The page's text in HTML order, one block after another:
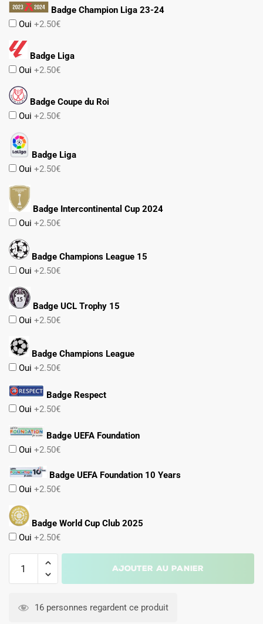
Badge Champion Liga 23-24
Oui +2.50€
Badge Liga
Oui +2.50€
Badge Coupe du Roi
Oui +2.50€
Badge Liga
Oui +2.50€
Badge Intercontinental Cup 2024
Oui +2.50€
Badge Champions League 15
Oui +2.50€
Badge UCL Trophy 15
Oui +2.50€
Badge Champions League
Oui +2.50€
Badge Respect
Oui +2.50€
Badge UEFA Foundation
Oui +2.50€
Badge UEFA Foundation 10 Years
Oui +2.50€
Badge World Cup Club 2025
Oui +2.50€
Ajouter au panier
16 personnes regardent ce produit